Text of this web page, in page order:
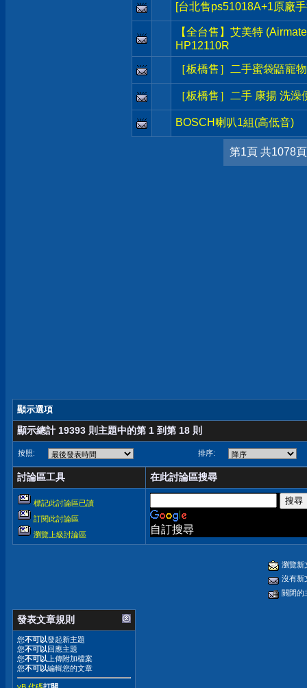
[台北售ps51018A+1原廠
【全台售】艾美特
HP12110R
［板橋售］二手蜜袋鼯寵
［板橋售］二手 康揚 洗
BOSCH喇叭1組(高低音)
第1頁 共1078頁
顯示選項
顯示總計 19393 則主題中的第 1 到第 18 則
按照: 排序:
討論區工具 在此討論區搜尋
標記此討論區已讀
訂閱此討論區
瀏覽上級討論區
自訂搜尋
瀏覽新
沒有新
關閉的
發表文章規則
您不可以發起新主題
您不可以回應主題
您不可以 上傳附加檔案
您不可以編輯您的文章